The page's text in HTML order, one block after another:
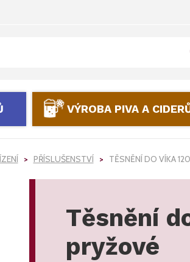
VÝROBA PIVA A
PŘÍSLUŠENSTVÍ TĚSNĚNÍ DO VÍKA
Těsnění
pryžové